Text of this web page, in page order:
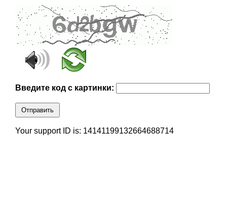
Введите код с картинки:
Отправить
Your support ID is: 14141199132664688714